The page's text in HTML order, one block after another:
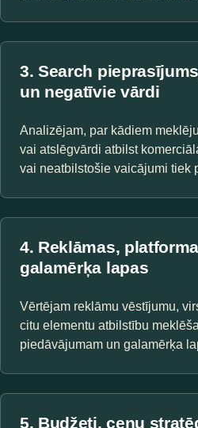
3. Search
un negatīvie vārdi
Analizējam, par kādiem
vai atslēgvārdi atbilst
vai neatbilstošie vaicājumi tiek
4. Reklāmas,
galamērķa lapas
Vērtējam reklāmu vēstījumu,
citu elementu atbilstību
piedāvājumam un galamērķa
5. Budžeti, cenu